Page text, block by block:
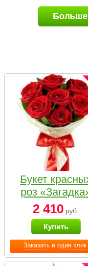
Больше
Заказать в один клик
Букет
роз
2 410 руб.
Купить